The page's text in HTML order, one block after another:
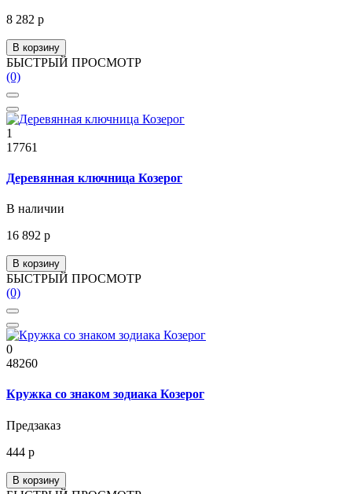
8 282 р
В корзину
БЫСТРЫЙ ПРОСМОТР
(0)
1
17761
Деревянная ключница Козерог
В наличии
16 892 р
В корзину
БЫСТРЫЙ ПРОСМОТР
(0)
0
48260
Кружка со знаком зодиака Козерог
Предзаказ
444 р
В корзину